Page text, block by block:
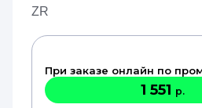
ZR
При заказе онлайн по
1 551 р.